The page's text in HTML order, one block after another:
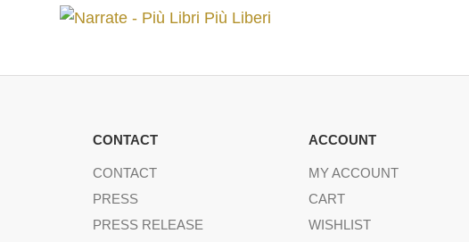
CONTACT
CONTACT
PRESS
PRESS RELEASE
ACCOUNT
MY ACCOUNT
CART
WISHLIST